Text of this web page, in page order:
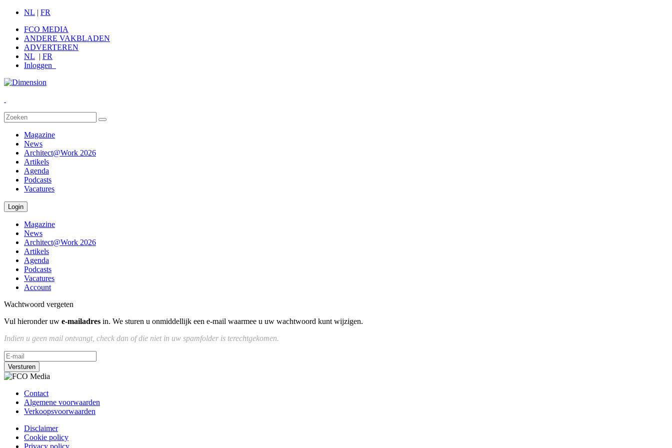
NL | FR
FCO MEDIA
ANDERE VAKBLADEN
ADVERTEREN
NL | FR
Inloggen
Magazine
News
Architect@Work 2026
Artikels
Agenda
Podcasts
Vacatures
Login
Magazine
News
Architect@Work 2026
Artikels
Agenda
Podcasts
Vacatures
Account
Wachtwoord vergeten
Vul hieronder uw e-mailadres in. We sturen u onmiddellijk een e-mail waarmee u uw wachtwoord kunt wijzigen.
Indien u geen mail ontvangt, check dan of die niet in uw spamfolder is terechtgekomen.
Versturen
Contact
Algemene voorwaarden
Verkoopsvoorwaarden
Disclaimer
Cookie policy
Privacy policy